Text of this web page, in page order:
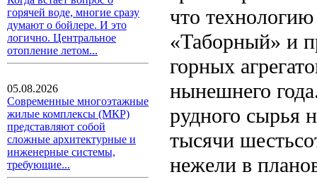
горячей воде, многие сразу
думают о бойлере. И это
логично. Центральное
отопление летом...
05.08.2026
Современные многоэтажные
жилые комплексы (МКР)
представляют собой
сложные архитектурные и
инженерные системы,
требующие...
что
«Таборный» и
горных
нынешнего
рудного сырья
тысячи
нежели в